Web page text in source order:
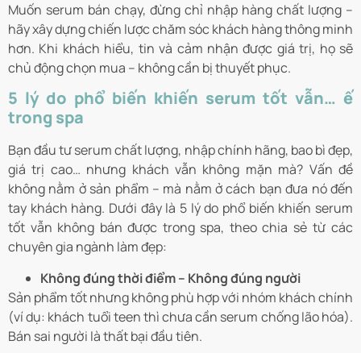
Muốn serum bán chạy, đừng chỉ nhập hàng chất lượng –
hãy xây dựng chiến lược chăm sóc khách hàng thông minh
hơn. Khi khách hiểu, tin và cảm nhận được giá trị, họ sẽ
chủ động chọn mua – không cần bị thuyết phục.
5 lý do phổ biến khiến serum tốt vẫn… ế
trong spa
Bạn đầu tư serum chất lượng, nhập chính hãng, bao bì đẹp,
giá trị cao… nhưng khách vẫn không mặn mà? Vấn đề
không nằm ở sản phẩm – mà nằm ở cách bạn đưa nó đến
tay khách hàng. Dưới đây là 5 lý do phổ biến khiến serum
tốt vẫn không bán được trong spa, theo chia sẻ từ các
chuyên gia ngành làm đẹp:
Không đúng thời điểm – Không đúng người
Sản phẩm tốt nhưng không phù hợp với nhóm khách chính
(ví dụ: khách tuổi teen thì chưa cần serum chống lão hóa).
Bán sai người là thất bại đầu tiên.